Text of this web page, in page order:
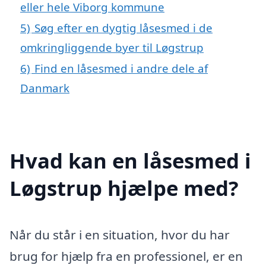
eller hele Viborg kommune
5) Søg efter en dygtig låsesmed i de
omkringliggende byer til Løgstrup
6) Find en låsesmed i andre dele af
Danmark
Hvad kan en låsesmed i
Løgstrup hjælpe med?
Når du står i en situation, hvor du har
brug for hjælp fra en professionel, er en